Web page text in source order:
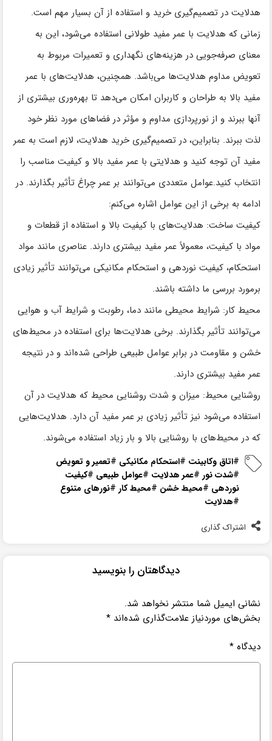
هدلایت در تصمیم‌گیری خرید و استفاده از آن بسیار مهم است.
زمانی که هدلایت با عمر مفید طولانی استفاده می‌شود، این به
معنای صرفه‌جویی در هزینه‌های نگهداری و تعمیرات مربوط به
تعویض مداوم هدلایت‌ها می‌باشد. همچنین، هدلایت‌های با عمر
مفید بالا به طراحان و کاربران امکان می‌دهد تا بهره‌وری بیشتری از
آنها ببرند و از نورپردازی مداوم و مؤثر در فضاهای مورد نظر خود
لذت ببرند. بنابراین، در تصمیم‌گیری خرید هدلایت، لازم است به عمر
مفید آن توجه کنید و هدلایتی با عمر مفید بالا و کیفیت مناسب را
انتخاب کنید.عوامل متعددی می‌توانند بر عمر چراغ تأثیر بگذارند. در
ادامه به برخی از این عوامل اشاره می‌کنم:
کیفیت ساخت: هدلایت‌های با کیفیت بالا و استفاده از قطعات و
مواد با کیفیت، معمولاً عمر مفید بیشتری دارند. عناصری مانند مواد
استحکام، کیفیت نوردهی و استحکام مکانیکی می‌توانند تأثیر زیادی
برمورد بررسی ما داشته باشند.
محیط کار: شرایط محیطی مانند دما، رطوبت و شرایط آب و هوایی
می‌توانند تأثیر بگذارند. برخی هدلایت‌ها برای استفاده در محیط‌های
خشن و مقاومت در برابر عوامل طبیعی طراحی شده‌اند و در نتیجه
عمر مفید بیشتری دارند.
روشنایی محیط: میزان و شدت روشنایی محیط که هدلایت در آن
استفاده می‌شود نیز تأثیر زیادی بر عمر مفید آن دارد. هدلایت‌هایی
که در محیط‌های با روشنایی بالا و بار زیاد استفاده می‌شوند.
#اتاق وکابینت #استحکام مکانیکی #تعمیر و تعویض
#شدت نور #عمر هدلایت #عوامل طبیعی #کیفیت
نوردهی #محیط خشن #محیط کار #نورهای متنوع
#هدلایت
اشتراک گذاری
دیدگاهتان را بنویسید
نشانی ایمیل شما منتشر نخواهد شد.
بخش‌های موردنیاز علامت‌گذاری شده‌اند*
دیدگاه*